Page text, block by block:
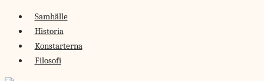
Skip
content
Samhälle
Historia
Konstarterna
Filosofi